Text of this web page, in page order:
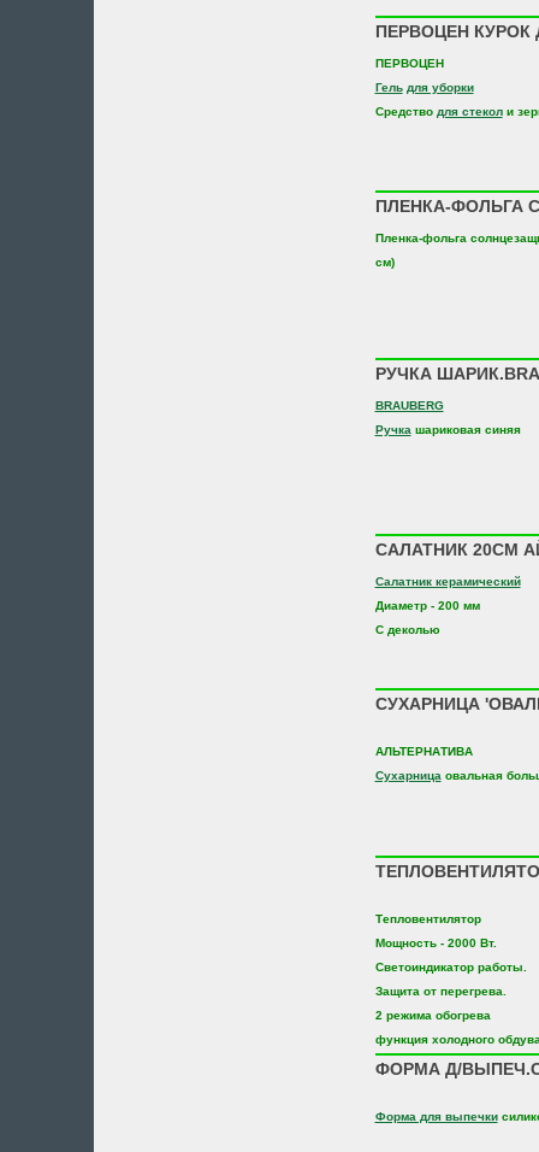
ПЕРВОЦЕН КУРОК
ПЕРВОЦЕН
Гель для уборки
Средство для стеколи
ПЛЕНКА-ФОЛЬГА
Пленка-фольга
см)
РУЧКА
BRAUBERG
Ручка шариковая синяя
САЛАТНИК 20СМ
Салатник керамический
Диаметр - 200 мм
С деколью
СУХАРНИЦА
АЛЬТЕРНАТИВА
Сухарница овальная
Тепловентилятор
Мощность - 2000 Вт.
Светоиндикатор работы.
Защита от перегрева.
2 режима обогрева
функция холодного
ФОРМА Д/
Форма для выпечки